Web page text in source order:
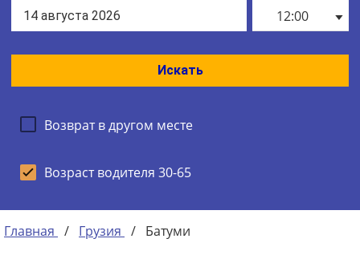
12:00
Искать
Возврат в другом месте
Возраст водителя 30-65
Главная / Грузия / Батуми